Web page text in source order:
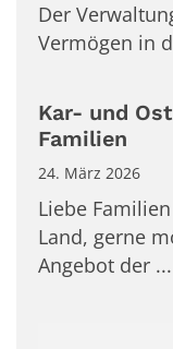
Der
Vermögen in
Kar- und
Familien
24. März 2026
Liebe
Land, gerne
Angebot der ...